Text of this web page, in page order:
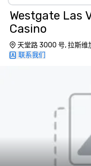
Westgate Las
Casino
天堂路 3000 号, 拉斯维
联系我们